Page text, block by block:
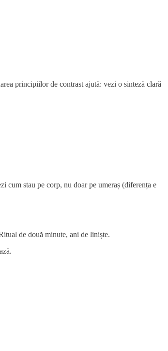
principiilor de contrast ajută: vezi o sinteză clară
cum stau pe corp, nu doar pe umeraș (diferența e
de două minute, ani de liniște.